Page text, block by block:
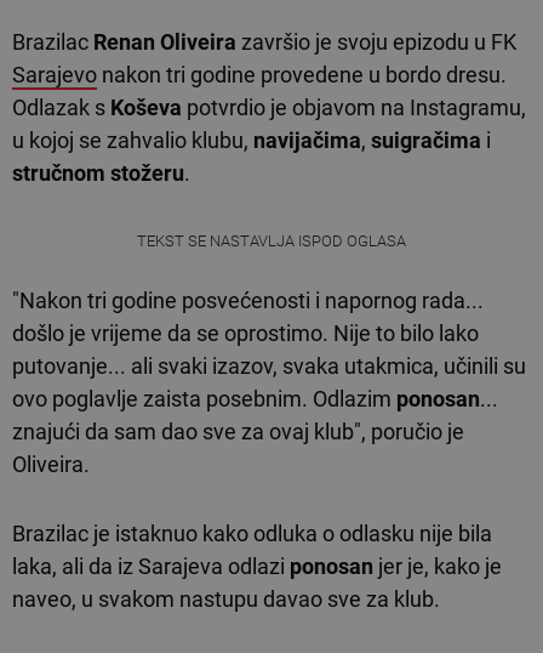
Brazilac Renan Oliveira završio je svoju epizodu u FK
Sarajevo nakon tri godine provedene u bordo dresu.
Odlazak s Koševa potvrdio je objavom na Instagramu,
u kojoj se zahvalio klubu, navijačima, suigračima i
stručnom stožeru.
TEKST SE NASTAVLJA ISPOD OGLASA
"Nakon tri godine posvećenosti i napornog rada...
došlo je vrijeme da se oprostimo. Nije to bilo lako
putovanje... ali svaki izazov, svaka utakmica, učinili su
ovo poglavlje zaista posebnim. Odlazim ponosan...
znajući da sam dao sve za ovaj klub", poručio je
Oliveira.
Brazilac je istaknuo kako odluka o odlasku nije bila
laka, ali da iz Sarajeva odlazi ponosan jer je, kako je
naveo, u svakom nastupu davao sve za klub.